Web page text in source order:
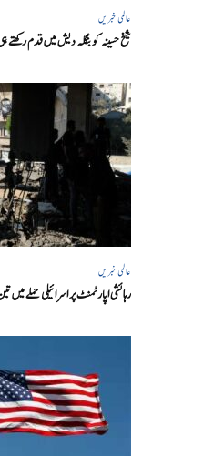
عالمی خبریں
شیخ حسینہ کو بنگلہ دیش میں قدم رکھتے
عالمی خبریں
رہائشی اپارٹمنٹ پر اسرائیلی حملے